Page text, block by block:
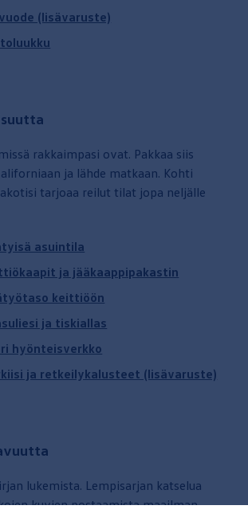
(lisävaruste)
rakkaimpasi ovat. Pakkaa siis
ja lähde matkaan. Kohti
tarjoaa reilut tilat jopa neljälle
asuintila
ja jääkaappipakastin
keittiöön
ja tiskiallas
hyönteisverkko
ja retkeilykalusteet (lisävaruste)
lukemista. Lempisarjan katselua
kuvien postaamista maailman